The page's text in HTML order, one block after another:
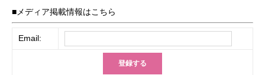
■メディア掲載情報はこちら
Email: